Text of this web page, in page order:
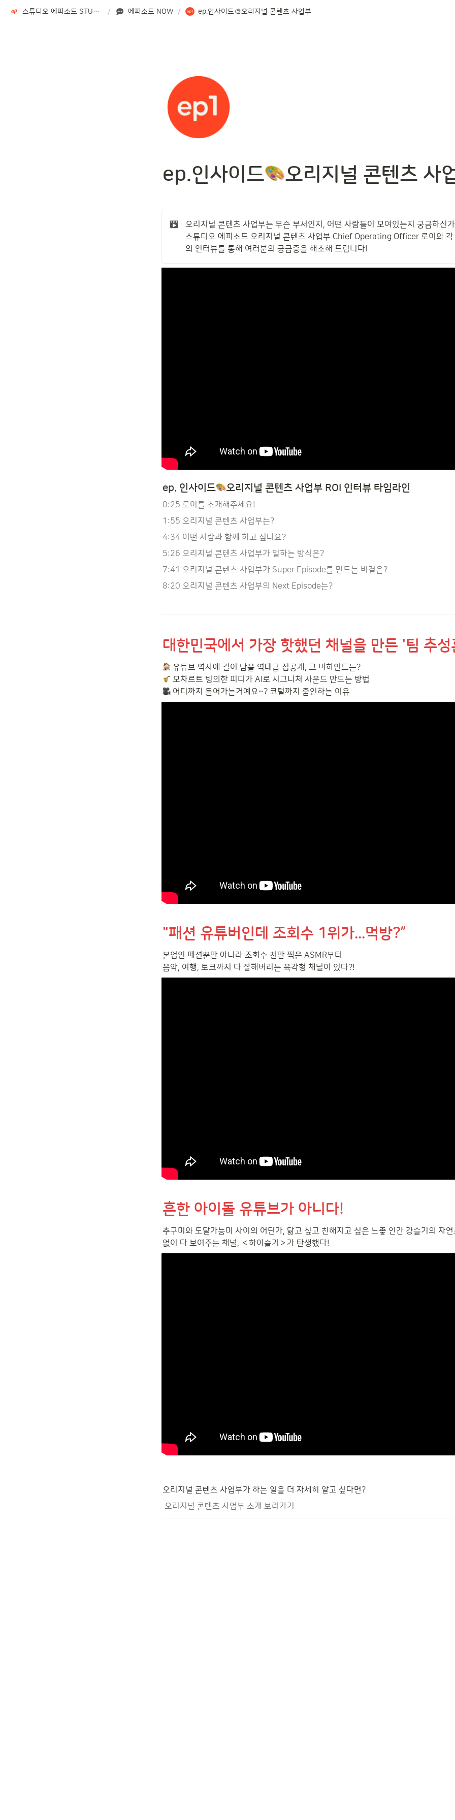
스튜디오 에피소드 STUDIO EPISODE / 에피소드 NOW / ep.인사이드🎨오리지널 콘텐츠 사업부
ep.인사이드 오리지널 콘텐츠 사
오리지널 콘텐츠 사업부는 무슨 부서인지, 어떤 사람들이 모여있는지 궁금하신
스튜디오 에피소드 오리지널 콘텐츠 사업부 Chief Operating Officer 로이와 각
의 인터뷰를 통해 여러분의 궁금증을 해소해 드립니다!
ep. 인사이드 오리지널 콘텐츠 사업부 ROI 인터뷰 타임라인
0:25 로이를 소개해주세요!
1:55 오리지널 콘텐츠 사업부는?
4:34 어떤 사람과 함께 하고 싶나요?
5:26 오리지널 콘텐츠 사업부가 일하는 방식은?
7:41 오리지널 콘텐츠 사업부가 Super Episode를 만드는 비결은?
8:20 오리지널 콘텐츠 사업부의 Next Episode는?
대한민국에서 가장 핫했던 채널을 만든 '팀 추성
어디까지 들어가는거예요~? 코털까지 줌인하는 이유
"패션 유튜버인데 조회수 1위가...먹방?”
본업인 패션뿐만 아니라 조회수 천만 찍은 ASMR부터
음악, 여행, 토크까지 다 잘해버리는 육각형 채널이 있다?!
흔한 아이돌 유튜브가 아니다!
추구미와 도달가능미 사이의 어딘가, 닮고 싶고 친해지고 싶은 느좋 인간 강슬기의 자
없이 다 보여주는 채널, ＜하이슬기＞가 탄생했다!
오리지널 콘텐츠 사업부가 하는 일을 더 자세히 알고 싶다면?
오리지널 콘텐츠 사업부 소개 보러가기